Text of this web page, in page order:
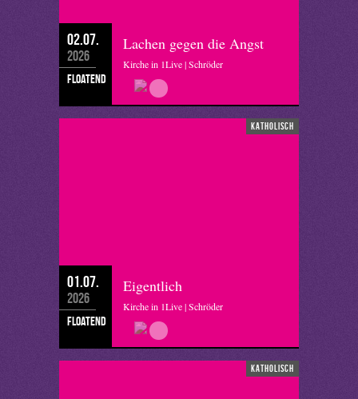
02.07.
2026
floatend
Lachen gegen die Angst
Kirche in 1Live | Schröder
katholisch
01.07.
2026
floatend
Eigentlich
Kirche in 1Live | Schröder
katholisch